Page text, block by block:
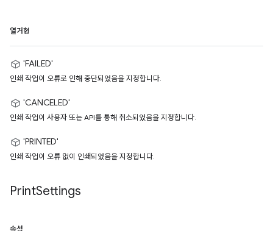
열거형
'FAILED'
인쇄 작업이 오류로 인해 중단되었음을 지정합니다.
'CANCELED'
인쇄 작업이 사용자 또는 API를 통해 취소되었음을 지정합니다.
'PRINTED'
인쇄 작업이 오류 없이 인쇄되었음을 지정합니다.
PrintSettings
속성